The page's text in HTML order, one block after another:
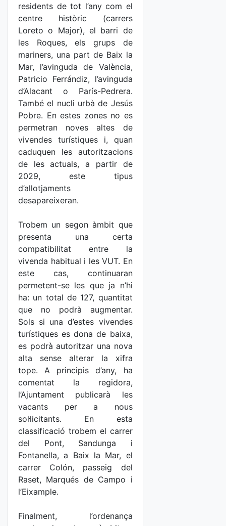
residents de tot l’any com el
centre històric (carrers
Loreto o Major), el barri de
les Roques, els grups de
mariners, una part de Baix la
Mar, l’avinguda de València,
Patricio Ferrándiz, l’avinguda
d’Alacant o París-Pedrera.
També el nucli urbà de Jesús
Pobre. En estes zones no es
permetran noves altes de
vivendes turístiques i, quan
caduquen les autoritzacions
de les actuals, a partir de
2029, este tipus
d’allotjaments
desapareixeran.
Trobem un segon àmbit que
presenta una certa
compatibilitat entre la
vivenda habitual i les VUT. En
este cas, continuaran
permetent-se les que ja n’hi
ha: un total de 127, quantitat
que no podrà augmentar.
Sols si una d’estes vivendes
turístiques es dona de baixa,
es podrà autoritzar una nova
alta sense alterar la xifra
tope. A principis d’any, ha
comentat la regidora,
l’Ajuntament publicarà les
vacants per a nous
sol·licitants. En esta
classificació trobem el carrer
del Pont, Sandunga i
Fontanella, a Baix la Mar, el
carrer Colón, passeig del
Raset, Marqués de Campo i
l’Eixample.
Finalment, l’ordenança